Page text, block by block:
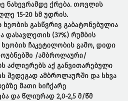
ნახევრამდე ქრება. თოვლის
15-20 სმ უდრის.
გასწვრივ გაბატონებულია
დასავლეთის (37%) რუმბის
ხეობის ჩაკეტილობის გამო, დიდი
/ამბროლაური/
აძლიერებს აქ განვითარებული
შედეგად ამბროლაურში და სხვა
მათი სიჩქარე
და წლიურად 2,0-2,5 მ/წმ